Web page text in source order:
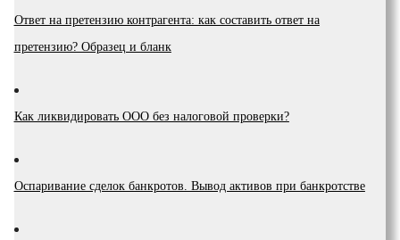
Ответ на претензию контрагента: как составить ответ на
претензию? Образец и бланк
Как ликвидировать ООО без налоговой проверки?
Оспаривание сделок банкротов. Вывод активов при банкротстве